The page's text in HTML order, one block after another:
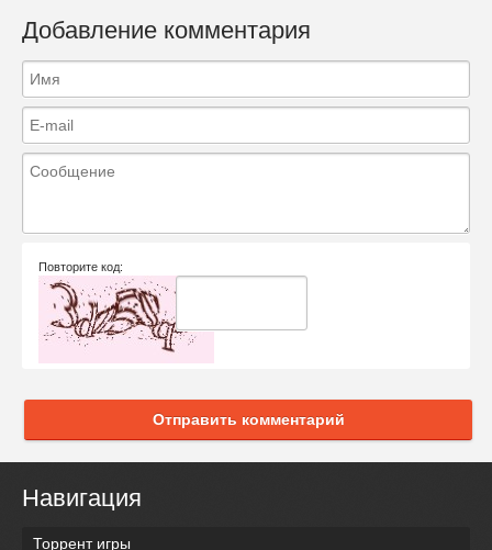
Добавление комментария
Повторите код:
Отправить комментарий
Навигация
Торрент игры